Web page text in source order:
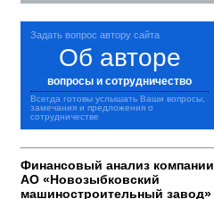
Задать вопрос автору сайта
Об авторе
вопросы и сотрудничество
Всегда готовы услышать Ваши вопросы,
замечания и предложения о
сотрудничестве
Финансовый анализ компании
АО «Новозыбковский
машиностроительный завод»